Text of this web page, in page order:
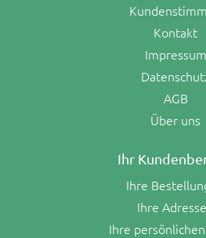
Kontakt
Impressum
AGB
Über uns
Ihr
Ihre
Ihre
Ihre